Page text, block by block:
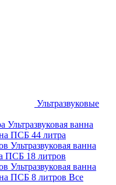
Ультразвуковые
Ультразвуковая ванна
ПСБ 44 литра
Ультразвуковая ванна
ПСБ 18 литров
Ультразвуковая ванна
ПСБ 8 литров Все